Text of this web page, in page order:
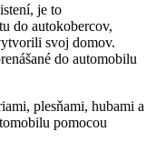
je to
do autokobercov,
svoj domov.
do automobilu
plesňami, hubami a
pomocou